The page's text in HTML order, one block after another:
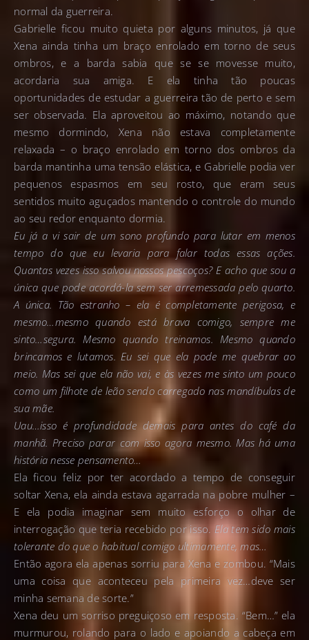
normal da guerreira.
Gabrielle ficou muito quieta por alguns minutos, já que
Xena ainda tinha um braço enrolado em torno de seus
ombros, e a barda sabia que se se movesse muito,
acordaria sua amiga. E ela tinha tão poucas
oportunidades de estudar a guerreira tão de perto e sem
ser observada. Ela aproveitou ao máximo, notando que
mesmo dormindo, Xena não estava completamente
relaxada – o braço enrolado em torno dos ombros da
barda mantinha uma tensão elástica, e Gabrielle podia ver
pequenos espasmos em seu rosto, que eram seus
sentidos muito aguçados mantendo o controle do mundo
ao seu redor enquanto dormia.
Eu já a vi sair de um sono profundo para lutar em menos
tempo do que eu levaria para falar todas essas ações.
Quantas vezes isso salvou nossos pescoços? E acho que sou a
única que pode acordá-la sem ser arremessada pelo quarto.
A única. Tão estranho – ela é completamente perigosa, e
mesmo…mesmo quando está brava comigo, sempre me
sinto…segura. Mesmo quando treinamos. Mesmo quando
brincamos e lutamos. Eu sei que ela pode me quebrar ao
meio. Mas sei que ela não vai, e às vezes me sinto um pouco
como um filhote de leão sendo carregado nas mandíbulas de
sua mãe.
Uau…isso é profundidade demais para antes do café da
manhã. Preciso parar com isso agora mesmo. Mas há uma
história nesse pensamento…
Ela ficou feliz por ter acordado a tempo de conseguir
soltar Xena, ela ainda estava agarrada na pobre mulher –
E ela podia imaginar sem muito esforço o olhar de
interrogação que teria recebido por isso. Ela tem sido mais
tolerante do que o habitual comigo ultimamente, mas…
Então agora ela apenas sorriu para Xena e zombou. “Mais
uma coisa que aconteceu pela primeira vez…deve ser
minha semana de sorte.”
Xena deu um sorriso preguiçoso em resposta. “Bem…” ela
murmurou, rolando para o lado e apoiando a cabeça em